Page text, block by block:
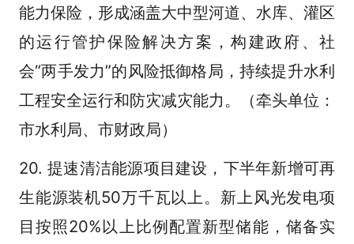
能力保险，形成涵盖大中型河道、水库、灌区
的运行管护保险解决方案，构建政府、社
会“两手发力”的风险抵御格局，持续提升水利
工程安全运行和防灾减灾能力。（牵头单位：
市水利局、市财政局）
20. 提速清洁能源项目建设，下半年新增可再
生能源装机50万千瓦以上。新上风光发电项
目按照20%以上比例配置新型储能，储备实